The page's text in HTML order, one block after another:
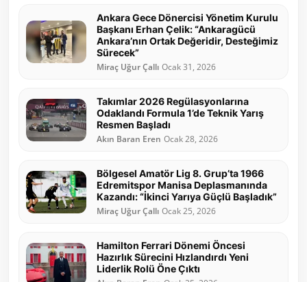
Ankara Gece Dönercisi Yönetim Kurulu
Başkanı Erhan Çelik: “Ankaragücü
Ankara’nın Ortak Değeridir, Desteğimiz
Sürecek”
Miraç Uğur Çallı Ocak 31, 2026
Takımlar 2026 Regülasyonlarına
Odaklandı Formula 1’de Teknik Yarış
Resmen Başladı
Akın Baran Eren Ocak 28, 2026
Bölgesel Amatör Lig 8. Grup’ta 1966
Edremitspor Manisa Deplasmanında
Kazandı: “İkinci Yarıya Güçlü Başladık”
Miraç Uğur Çallı Ocak 25, 2026
Hamilton Ferrari Dönemi Öncesi
Hazırlık Sürecini Hızlandırdı Yeni
Liderlik Rolü Öne Çıktı